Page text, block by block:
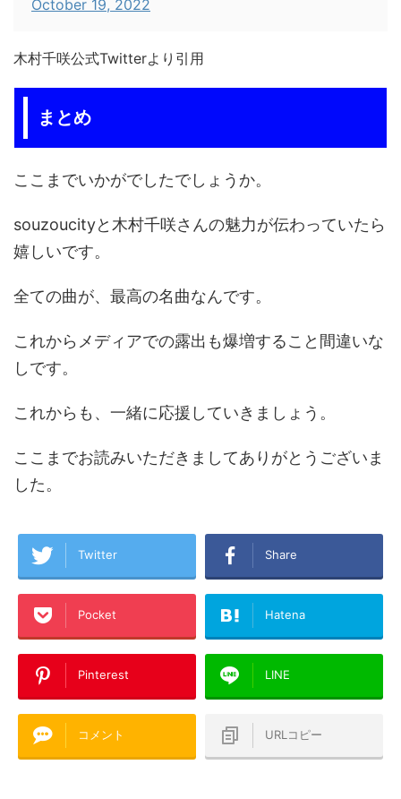
October 19, 2022
木村千咲公式Twitterより引用
まとめ
ここまでいかがでしたでしょうか。
souzoucityと木村千咲さんの魅力が伝わっていたら
嬉しいです。
全ての曲が、最高の名曲なんです。
これからメディアでの露出も爆増すること間違いな
しです。
これからも、一緒に応援していきましょう。
ここまでお読みいただきましてありがとうございま
した。
Twitter Share
Pocket Hatena
Pinterest LINE
コメント URLコピー